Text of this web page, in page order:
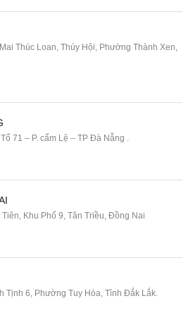
Thúc Loan, Thúy Hội, Phường Thành Xen,
71 – P. cẩm Lệ – TP Đà Nẵng .
Khu Phố 9, Tân Triều, Đồng Nai
Tịnh 6, Phường Tuy Hòa, Tỉnh Đắk Lắk.